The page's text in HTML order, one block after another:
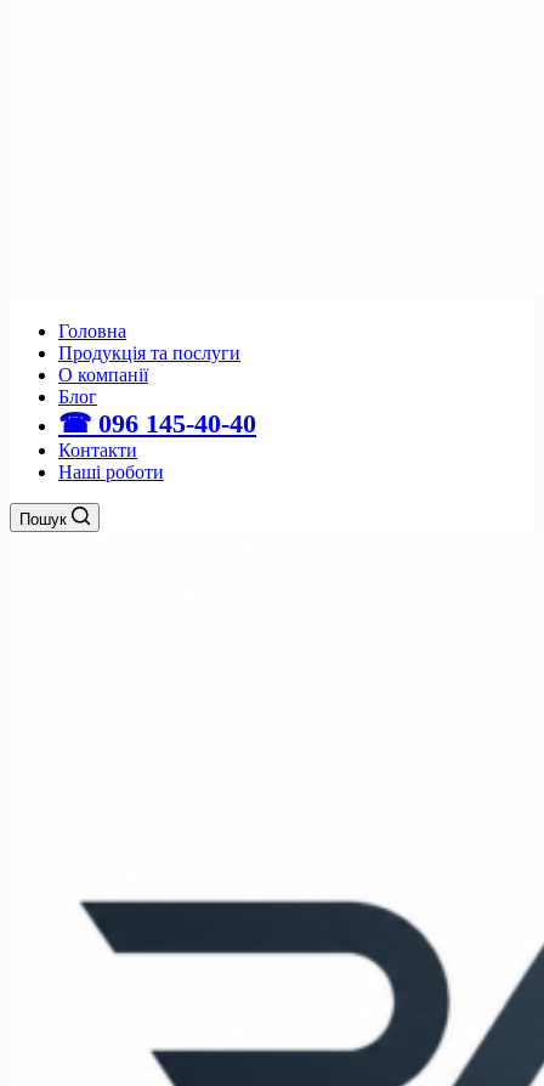
Головна
Продукція та послуги
О компанії
Блог
☎ 096 145-40-40
Контакти
Наші роботи
Пошук